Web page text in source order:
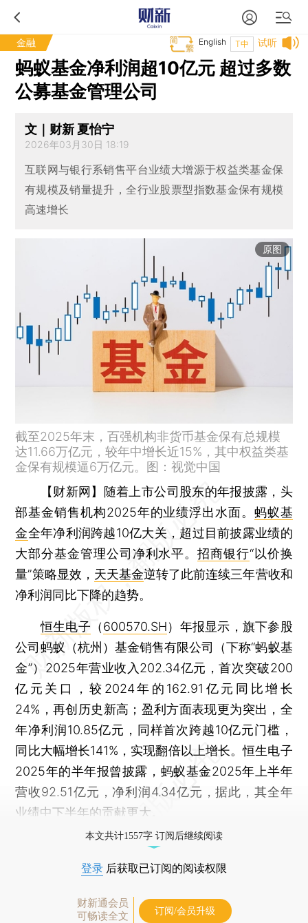
金融 试听
T中
English
蚂蚁基金净利润超10亿元 超过多数
公募基金管理公司
文｜财新 夏怡宁
2026年03月30日 18:19
互联网与银行系销售平台业绩大增源于权益类基金保
有规模及销量提升，全行业股票型指数基金保有规模
高速增长
原图
截至2025年末，百强机构非货币基金保有总规模
达11.66万亿元，较年中增长近15%，其中权益类基
金保有规模逼6万亿元。图：视觉中国
【财新网】 随着上市公司股东的年报披露，头
部基金销售机构2025年的业绩浮出水面。 蚂蚁基
金全年净利润跨越10亿大关，超过目前披露业绩的
大部分基金管理公司净利水平。招商银行“以价换
量”策略显效， 天天基金逆转了此前连续三年营收和
净利润同比下降的趋势。
恒生电子 （600570.SH）年报显示，旗下参股
公司蚂蚁（杭州）基金销售有限公司（下称“蚂蚁基
金”）2025年营业收入202.34亿元，首次突破200
亿元关口，较2024年的162.91亿元同比增长
24%，再创历史新高；盈利方面表现更为突出，全
年净利润10.85亿元，同样首次跨越10亿元门槛，
同比大幅增长141%，实现翻倍以上增长。恒生电子
2025年的半年报曾披露，蚂蚁基金2025年上半年
营收92.51亿元，净利润4.34亿元，据此，其全年
业绩中下半年的贡献更大。
本文共计1557字 订阅后继续阅读
登录 后获取已订阅的阅读权限
财新通会员
可畅读全文
订阅/会员升级